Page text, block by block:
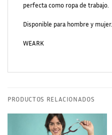
perfecta como ropa de trabajo.
Disponible para hombre y mujer.
WEARK
PRODUCTOS RELACIONADOS